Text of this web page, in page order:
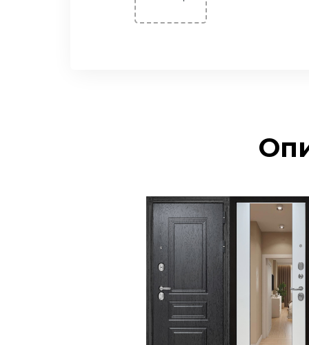
Честер Евро 29/Рейне
(Эмалит белый)
Честер Соло
(Капучино)
Честер Стиль (эмаль
Арктика)
Честер Танго (Беленый
Честер Танго